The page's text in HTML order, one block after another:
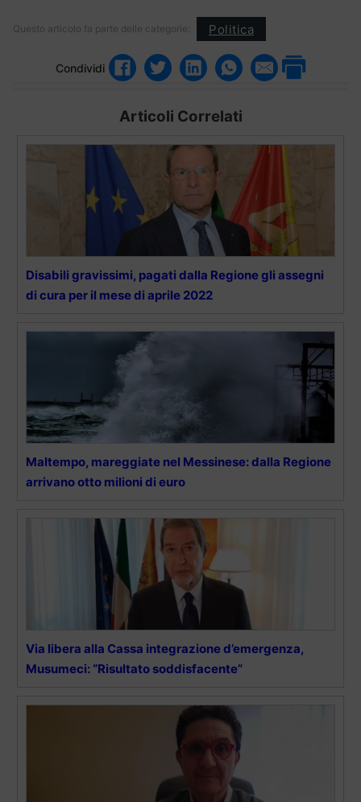
Questo articolo fa parte delle categorie: Politica
Condividi
Articoli Correlati
Disabili gravissimi, pagati dalla Regione gli assegni
di cura per il mese di aprile 2022
Maltempo, mareggiate nel Messinese: dalla Regione
arrivano otto milioni di euro
Via libera alla Cassa integrazione d’emergenza,
Musumeci: “Risultato soddisfacente”